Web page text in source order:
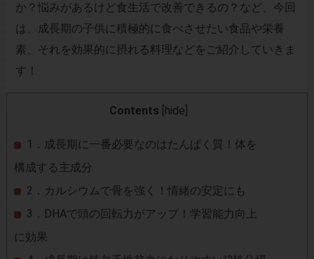
か？悩みがあるけど食生活で改善できるの？など、今回
は、成長期の子供に積極的に食べさせたい食品や栄養
素、それを効果的に摂れる料理などをご紹介していきま
す！
Contents hide
1．成長期に一番必要なのはたんぱく質！体を
構成する主成分
2．カルシウムで骨を強く！情緒の安定にも
3．DHAで頭の回転力がアップ！学習能力向上
に効果